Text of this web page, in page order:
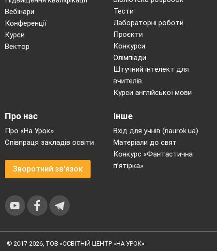
Вебінари
Конференції
Курси
Вектор
Тести
Лабораторні роботи
Проєкти
Конкурси
Олімпіади
Штучний інтелект для
вчителів
Курси англійської мови
Про нас
Про «На Урок»
Співпраця закладів освіти
Зворотний зв'язок
Інше
Вхід для учнів (naurok.ua)
Матеріали до свят
Конкурс «Фантастична
п’ятірка»
© 2017-2026, ТОВ «ОСВІТНІЙ ЦЕНТР «НА УРОК»